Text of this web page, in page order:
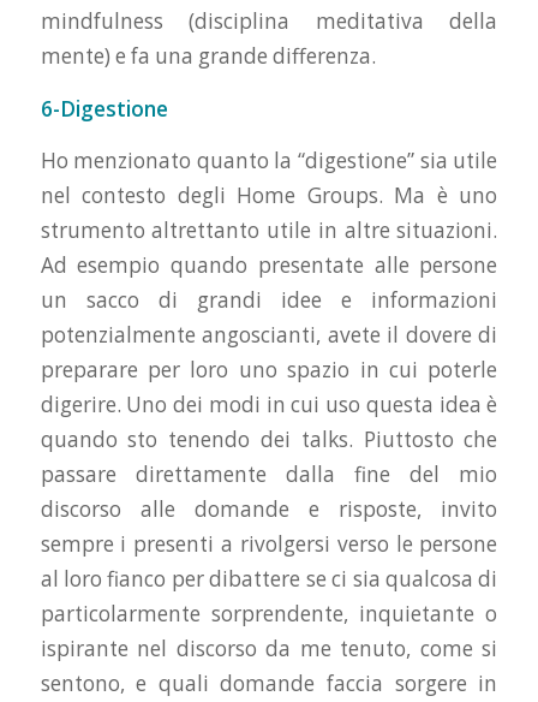
mindfulness (disciplina meditativa della
mente) e fa una grande differenza.
6-Digestione
Ho menzionato quanto la “digestione” sia utile
nel contesto degli Home Groups. Ma è uno
strumento altrettanto utile in altre situazioni.
Ad esempio quando presentate alle persone
un sacco di grandi idee e informazioni
potenzialmente angoscianti, avete il dovere di
preparare per loro uno spazio in cui poterle
digerire. Uno dei modi in cui uso questa idea è
quando sto tenendo dei talks. Piuttosto che
passare direttamente dalla fine del mio
discorso alle domande e risposte, invito
sempre i presenti a rivolgersi verso le persone
al loro fianco per dibattere se ci sia qualcosa di
particolarmente sorprendente, inquietante o
ispirante nel discorso da me tenuto, come si
sentono, e quali domande faccia sorgere in